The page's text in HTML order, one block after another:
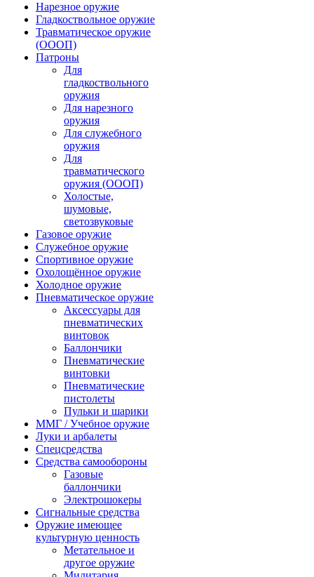
Нарезное оружие
Гладкоствольное оружие
Травматическое оружие
(ОООП)
Патроны
Для
гладкоствольного
оружия
Для нарезного
оружия
Для служебного
оружия
Для
травматического
оружия (ОООП)
Холостые,
шумовые,
светозвуковые
Газовое оружие
Служебное оружие
Спортивное оружие
Охолощённое оружие
Холодное оружие
Пневматическое оружие
Аксессуары для
пневматических
винтовок
Баллончики
Пневматические
винтовки
Пневматические
пистолеты
Пульки и шарики
ММГ / Учебное оружие
Луки и арбалеты
Спецсредства
Средства самообороны
Газовые
баллончики
Электрошокеры
Сигнальные средства
Оружие имеющее
культурную ценность
Метательное и
другое оружие